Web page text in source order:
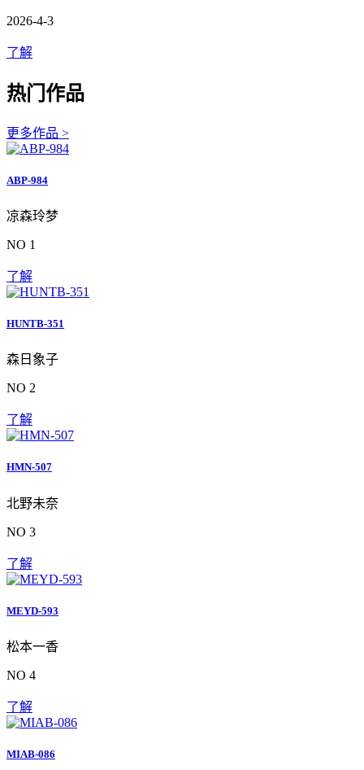
2026-4-3
了解
热门作品
更多作品 >
ABP-984
凉森玲梦
NO 1
了解
HUNTB-351
森日象子
NO 2
了解
HMN-507
北野未奈
NO 3
了解
MEYD-593
松本一香
NO 4
了解
MIAB-086